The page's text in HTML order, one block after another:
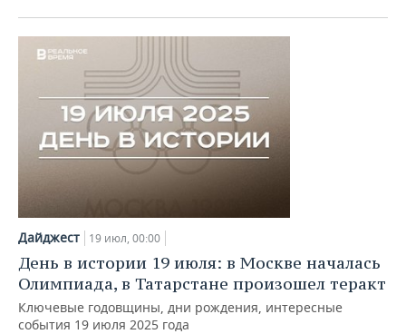
Дайджест 19 июл, 00:00
День в истории 19 июля: в Москве началась
Олимпиада, в Татарстане произошел теракт
Ключевые годовщины, дни рождения, интересные
события 19 июля 2025 года